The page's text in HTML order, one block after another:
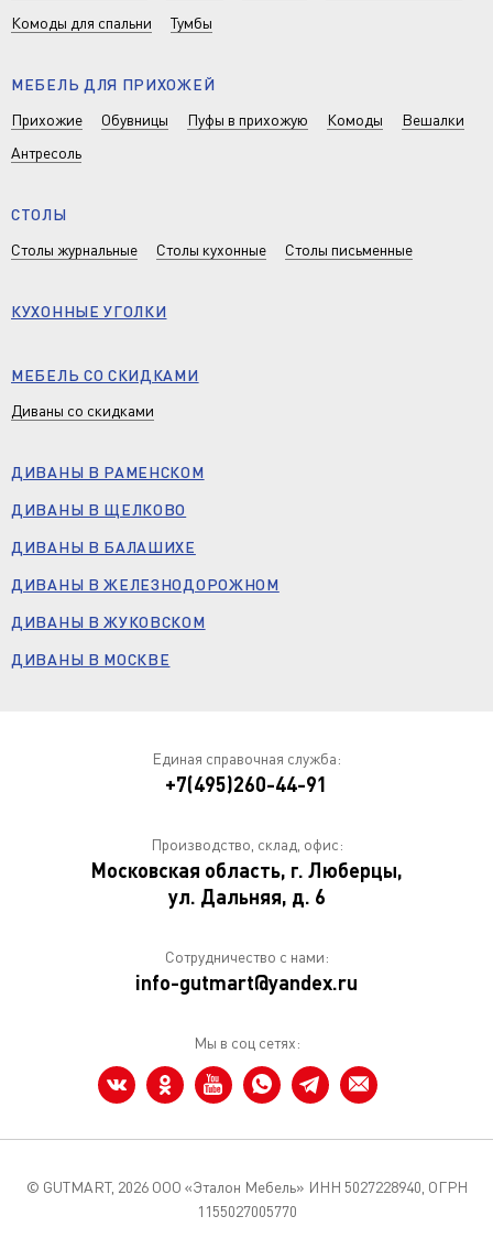
Комоды для спальни
Тумбы
МЕБЕЛЬ ДЛЯ ПРИХОЖЕЙ
Прихожие
Обувницы Пуфы в прихожую Комоды
Вешалки
Антресоль
СТОЛЫ
Столы журнальные
Столы кухонные Столы письменные
КУХОННЫЕ УГОЛКИ
МЕБЕЛЬ СО СКИДКАМИ
Диваны со скидками
ДИВАНЫ В РАМЕНСКОМ
ДИВАНЫ В ЩЕЛКОВО
ДИВАНЫ В БАЛАШИХЕ
ДИВАНЫ В ЖЕЛЕЗНОДОРОЖНОМ
ДИВАНЫ В ЖУКОВСКОМ
ДИВАНЫ В МОСКВЕ
Единая справочная служба:
+7(495)260-44-91
Производство, склад, офис:
Московская область, г. Люберцы,
ул. Дальняя, д. 6
Сотрудничество с нами:
info-gutmart@yandex.ru
Мы в соц сетях:
© GUTMART, 2026 ООО «Эталон Мебель» ИНН 5027228940, ОГРН
1155027005770